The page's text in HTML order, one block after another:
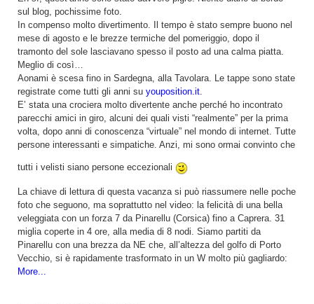
sul blog, pochissime foto.
In compenso molto divertimento. Il tempo è stato sempre buono nel
mese di agosto e le brezze termiche del pomeriggio, dopo il
tramonto del sole lasciavano spesso il posto ad una calma piatta.
Meglio di così…
Aonami è scesa fino in Sardegna, alla Tavolara. Le tappe sono state
registrate come tutti gli anni su youposition.it
E’ stata una crociera molto divertente anche perché ho incontrato
parecchi amici in giro, alcuni dei quali visti “realmente” per la prima
volta, dopo anni di conoscenza “virtuale” nel mondo di internet. Tutte
persone interessanti e simpatiche. Anzi, mi sono ormai convinto che
tutti i velisti siano persone eccezionali
La chiave di lettura di questa vacanza si può riassumere nelle poche
foto che seguono, ma soprattutto nel video: la felicità di una bella
veleggiata con un forza 7 da Pinarellu (Corsica) fino a Caprera. 31
miglia coperte in 4 ore, alla media di 8 nodi. Siamo partiti da
Pinarellu con una brezza da NE che, all’altezza del golfo di Porto
Vecchio, si è rapidamente trasformato in un W molto più gagliardo:
More...